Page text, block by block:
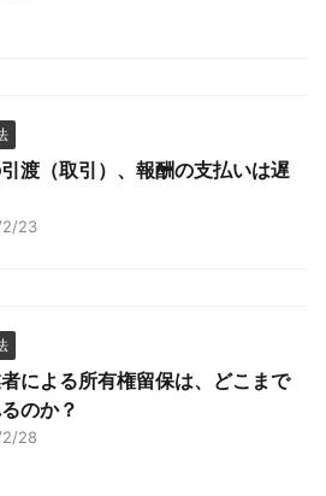
渡（取引）、報酬の支払いは遅
2/23
による所有権留保は、どこまで
のか？
28